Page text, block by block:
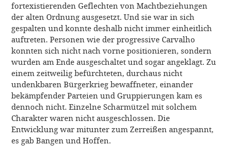
fortexistierenden Geflechten von Machtbeziehungen
der alten Ordnung ausgesetzt. Und sie war in sich
gespalten und konnte deshalb nicht immer einheitlich
auftreten. Personen wie der progressive Carvalho
konnten sich nicht nach vorne positionieren, sondern
wurden am Ende ausgeschaltet und sogar angeklagt. Zu
einem zeitweilig befürchteten, durchaus nicht
undenkbaren Bürgerkrieg bewaffneter, einander
bekämpfender Parteien und Gruppierungen kam es
dennoch nicht. Einzelne Scharmützel mit solchem
Charakter waren nicht ausgeschlossen. Die
Entwicklung war mitunter zum Zerreißen angespannt,
es gab Bangen und Hoffen.